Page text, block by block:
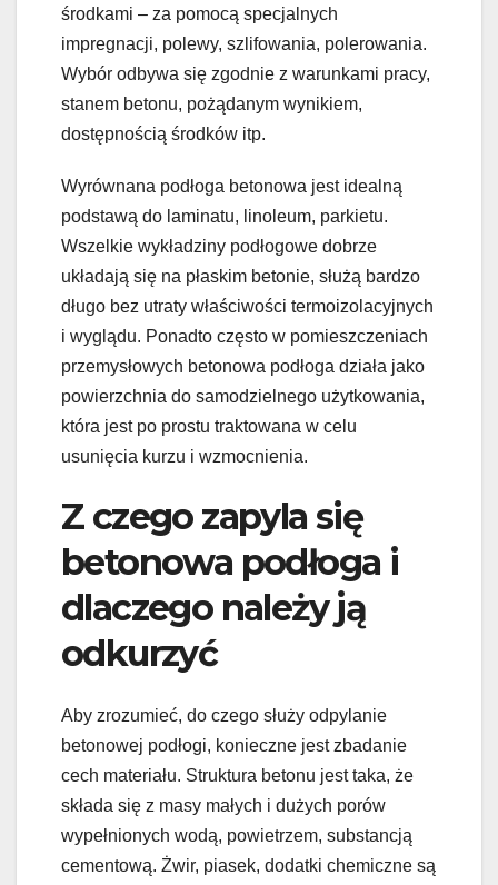
środkami – za pomocą specjalnych
impregnacji, polewy, szlifowania, polerowania.
Wybór odbywa się zgodnie z warunkami pracy,
stanem betonu, pożądanym wynikiem,
dostępnością środków itp.
Wyrównana podłoga betonowa jest idealną
podstawą do laminatu, linoleum, parkietu.
Wszelkie wykładziny podłogowe dobrze
układają się na płaskim betonie, służą bardzo
długo bez utraty właściwości termoizolacyjnych
i wyglądu. Ponadto często w pomieszczeniach
przemysłowych betonowa podłoga działa jako
powierzchnia do samodzielnego użytkowania,
która jest po prostu traktowana w celu
usunięcia kurzu i wzmocnienia.
Z czego zapyla się
betonowa podłoga i
dlaczego należy ją
odkurzyć
Aby zrozumieć, do czego służy odpylanie
betonowej podłogi, konieczne jest zbadanie
cech materiału. Struktura betonu jest taka, że
składa się z masy małych i dużych porów
wypełnionych wodą, powietrzem, substancją
cementową. Żwir, piasek, dodatki chemiczne są